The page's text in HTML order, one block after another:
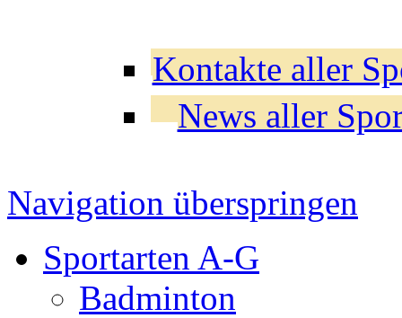
Kontakte aller
News aller
Navigation überspringen
Sportarten A-G
Badminton